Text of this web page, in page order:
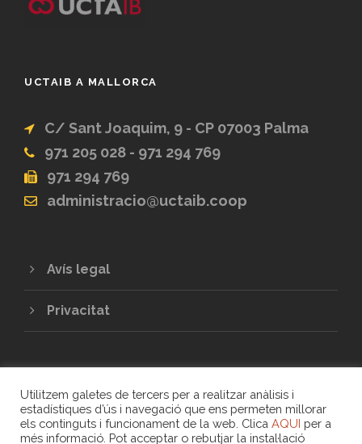
UCTAIB A MALLORCA
C/ Sant Joaquim, 9 - CP 07003 Palma
971 205 028 - 971 294 769
971 294 769
administracio@uctaib.coop
Avís legal
Privacitat
Utilitzem galetes de tercers per a realitzar anàlisis i
estadístiques d’ús i navegació que ens permeten millorar
els continguts i funcionament de la web. Clica AQUI per a
més informació. Pot acceptar o rebutjar la instal·lació